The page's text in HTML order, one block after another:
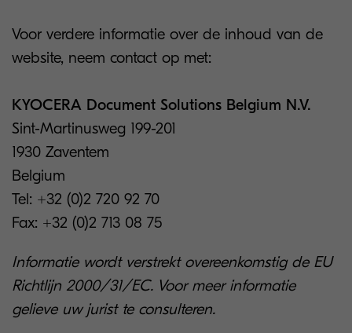
Voor verdere informatie over de inhoud van de
website, neem contact op met:
KYOCERA Document Solutions Belgium N.V.
Sint-Martinusweg 199-201
1930 Zaventem
Belgium
Tel: +32 (0)2 720 92 70
Fax: +32 (0)2 713 08 75
Informatie wordt verstrekt overeenkomstig de EU
Richtlijn 2000/31/EC. Voor meer informatie
gelieve uw jurist te consulteren.